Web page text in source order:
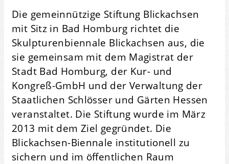
Die gemeinnützige Stiftung Blickachsen
mit Sitz in Bad Homburg richtet die
Skulpturenbiennale Blickachsen aus, die
sie gemeinsam mit dem Magistrat der
Stadt Bad Homburg, der Kur- und
Kongreß-GmbH und der Verwaltung der
Staatlichen Schlösser und Gärten Hessen
veranstaltet. Die Stiftung wurde im März
2013 mit dem Ziel gegründet. Die
Blickachsen-Biennale institutionell zu
sichern und im öffentlichen Raum